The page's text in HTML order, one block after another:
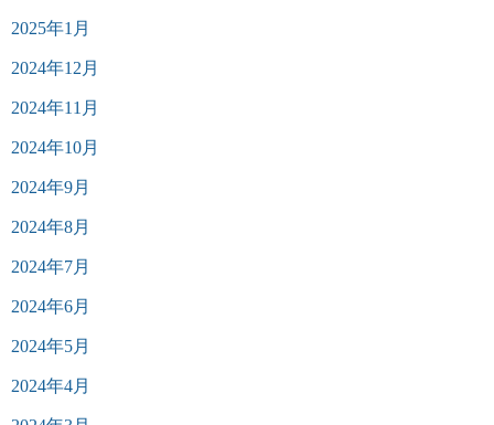
2025年1月
2024年12月
2024年11月
2024年10月
2024年9月
2024年8月
2024年7月
2024年6月
2024年5月
2024年4月